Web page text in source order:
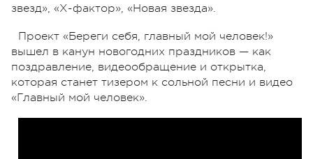
звезд», «Х-фактор», «Новая звезда».
Проект «Береги себя, главный мой человек!»
вышел в канун новогодних праздников — как
поздравление, видеообращение и открытка,
которая станет тизером к сольной песни и видео
«Главный мой человек».